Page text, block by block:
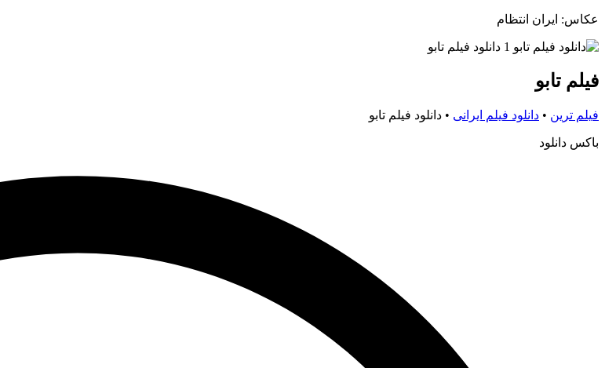
عکاس: ایران انتظام
فیلم تابو
فیلم ترین • دانلود فیلم ایرانی • دانلود فیلم تابو
باکس دانلود